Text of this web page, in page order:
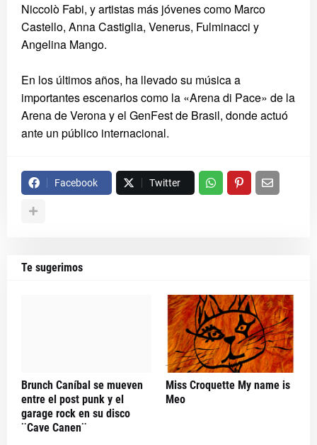
Niccolò Fabi, y artistas más jóvenes como Marco
Castello, Anna Castiglia, Venerus, Fulminacci y
Angelina Mango.
En los últimos años, ha llevado su música a
importantes escenarios como la «Arena di Pace» de la
Arena de Verona y el GenFest de Brasil, donde actuó
ante un público internacional.
Facebook Twitter
Te sugerimos
Brunch Caníbal se mueven
entre el post punk y el
garage rock en su disco
¨Cave Canen¨
Miss Croquette My name is
Meo